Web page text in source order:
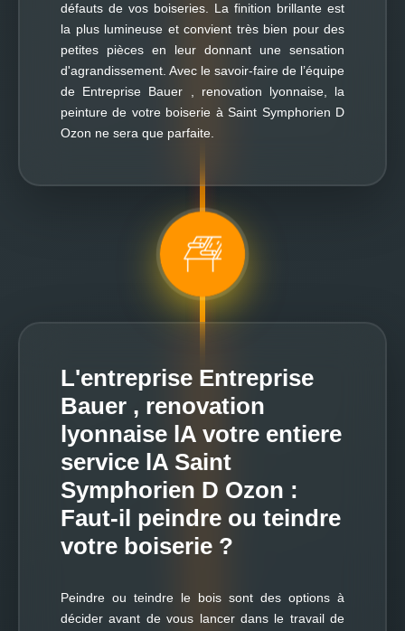
défauts de vos boiseries. La finition brillante est
la plus lumineuse et convient très bien pour des
petites pièces en leur donnant une sensation
d'agrandissement. Avec le savoir-faire de l’équipe
de Entreprise Bauer , renovation lyonnaise, la
peinture de votre boiserie à Saint Symphorien D
Ozon ne sera que parfaite.
L'entreprise Entreprise
Bauer , renovation
lyonnaise lA votre entiere
service lA Saint
Symphorien D Ozon :
Faut-il peindre ou teindre
votre boiserie ?
Peindre ou teindre le bois sont des options à
décider avant de vous lancer dans le travail de